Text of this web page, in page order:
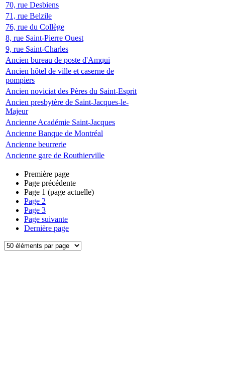
70, rue Desbiens
71, rue Belzile
76, rue du Collège
8, rue Saint-Pierre Ouest
9, rue Saint-Charles
Ancien bureau de poste d'Amqui
Ancien hôtel de ville et caserne de
pompiers
Ancien noviciat des Pères du Saint-Esprit
Ancien presbytère de Saint-Jacques-le-
Majeur
Ancienne Académie Saint-Jacques
Ancienne Banque de Montréal
Ancienne beurrerie
Ancienne gare de Routhierville
Première page
Page précédente
Page 1 (page actuelle)
Page 2
Page 3
Page suivante
Dernière page